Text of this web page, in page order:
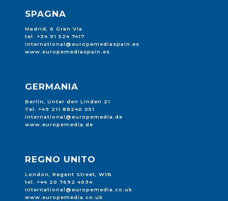
SPAGNA
Madrid, 6 Gran Vía
tel. +34 91 524 7417
international@europemediaspain.es
www.europemediaspain.es
GERMANIA
Berlin, Unter den Linden 21
Tel. +49 211 88240 051
international@europemedia.de
www.europemedia.de
REGNO UNITO
London, Regent Street, W1B
tel. +44 20 7692 4034
international@europemedia.co.uk
www.europemedia.co.uk